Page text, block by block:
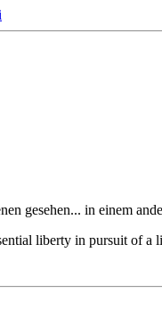
gesehen... in einem
liberty in pursuit of a